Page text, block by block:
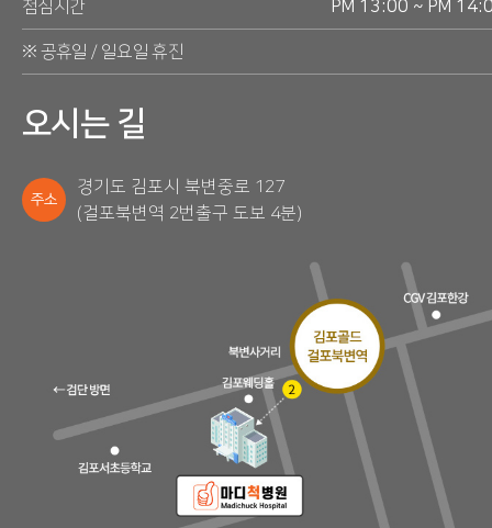
점심시간 PM 13:00 ~ PM
※ 공휴일 / 일요일 휴진
오시는 길
주소
경기도 김포시 북변중로 127
(걸포북변역 2번출구 도보 4분)